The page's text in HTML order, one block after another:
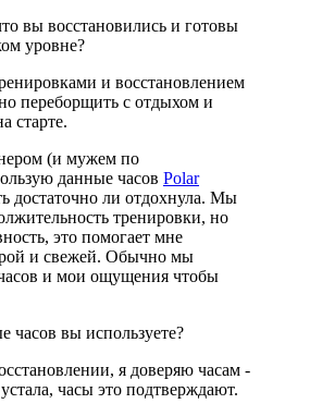
вы восстановились и готовы
уровне?
и восстановлением
переборщить с отдыхом и
старте.
(и мужем по
данные часов Polar
достаточно ли отдохнула. Мы
тренировки, но
это помогает мне
и свежей. Обычно мы
и мои ощущения чтобы
часов вы используете?
я доверяю часам -
часы это подтверждают.